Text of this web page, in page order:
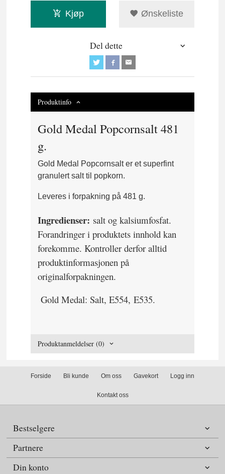
Kjøp Ønskeliste
Del dette
Produktinfo
Gold Medal Popcornsalt 481
g.
Gold Medal Popcornsalt er et superfint
granulert salt til popkorn.
Leveres i forpakning på 481 g.
Ingredienser: salt og kalsiumfosfat.
Forandringer i produktets innhold kan
forekomme. Kontroller derfor alltid
produktinformasjonen på
originalforpakningen.
Gold Medal: Salt, E554, E535.
Produktanmeldelser (0)
Forside Bli kunde Om oss Gavekort Logg inn
Kontakt oss
Bestselgere
Partnere
Din konto